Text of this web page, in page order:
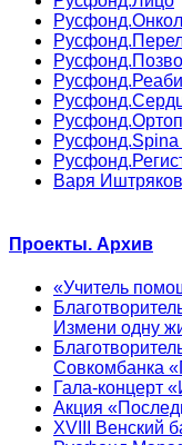
Русфонд.Spina
Варя
Проекты. Архив
«Учитель
Измени одну
Совкомбанка
Гала-концерт
Акция
XVIII Венский